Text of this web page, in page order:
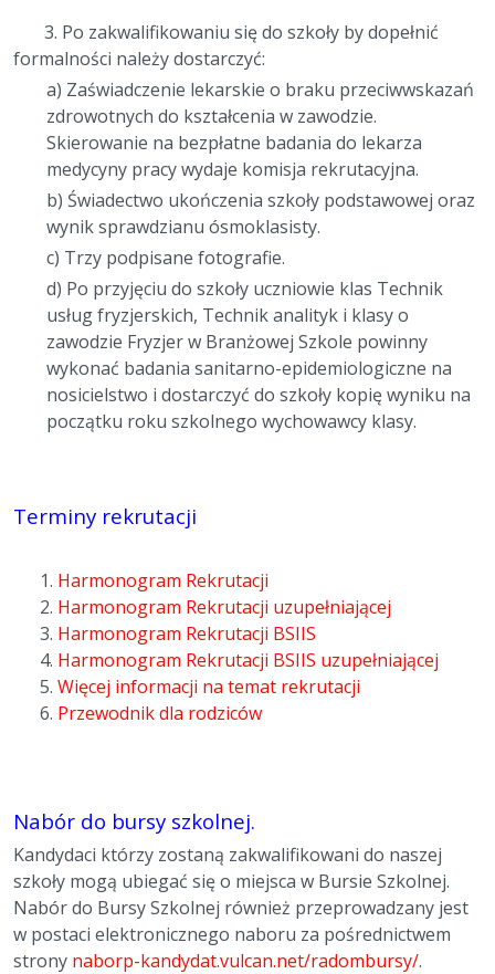
3. Po zakwalifikowaniu się do szkoły by dopełnić
formalności należy dostarczyć:
a) Zaświadczenie lekarskie o braku przeciwwskazań
zdrowotnych do kształcenia w zawodzie.
Skierowanie na bezpłatne badania do lekarza
medycyny pracy wydaje komisja rekrutacyjna.
b) Świadectwo ukończenia szkoły podstawowej oraz
wynik sprawdzianu ósmoklasisty.
c) Trzy podpisane fotografie.
d) Po przyjęciu do szkoły uczniowie klas Technik
usług fryzjerskich, Technik analityk i klasy o
zawodzie Fryzjer w Branżowej Szkole powinny
wykonać badania sanitarno-epidemiologiczne na
nosicielstwo i dostarczyć do szkoły kopię wyniku na
początku roku szkolnego wychowawcy klasy.
Terminy rekrutacji
Harmonogram Rekrutacji
Harmonogram Rekrutacji uzupełniającej
Harmonogram Rekrutacji BSIIS
Harmonogram Rekrutacji BSIIS uzupełniającej
Więcej informacji na temat rekrutacji
Przewodnik dla rodziców
Nabór do bursy szkolnej.
Kandydaci którzy zostaną zakwalifikowani do naszej
szkoły mogą ubiegać się o miejsca w Bursie Szkolnej.
Nabór do Bursy Szkolnej również przeprowadzany jest
w postaci elektronicznego naboru za pośrednictwem
strony naborp-kandydat.vulcan.net/radombursy/.